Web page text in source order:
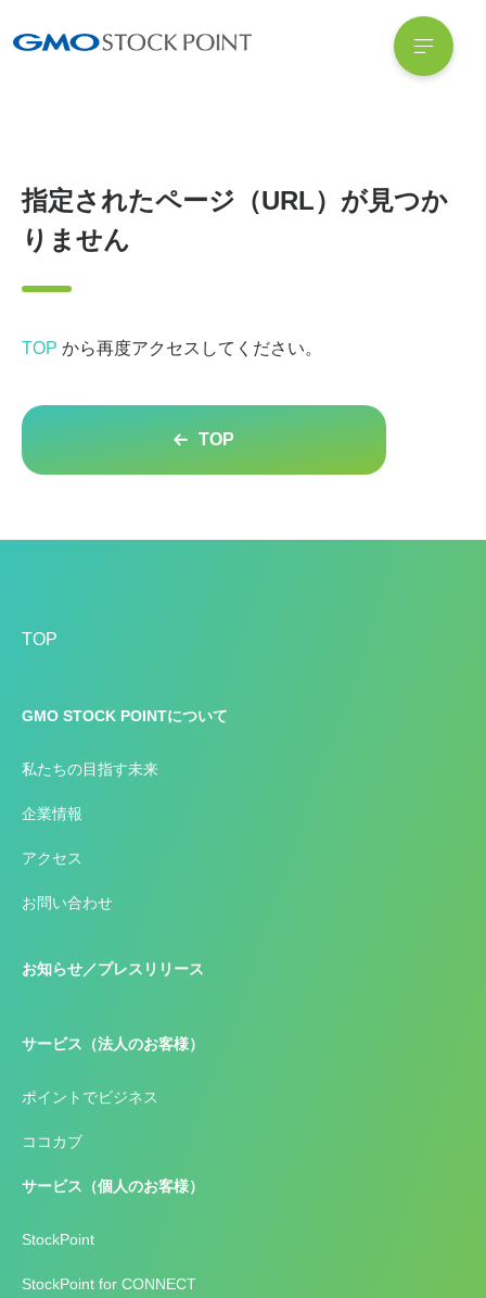
指定されたページ（URL）が見つか
りません
TOP から再度アクセスしてください。
TOP
TOP
GMO STOCK POINTについて
私たちの目指す未来
企業情報
アクセス
お問い合わせ
お知らせ／プレスリリース
サービス（法人のお客様）
ポイントでビジネス
ココカブ
サービス（個人のお客様）
StockPoint
StockPoint for CONNECT